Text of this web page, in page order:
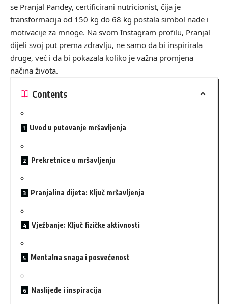
se Pranjal Pandey, certificirani nutricionist, čija je
transformacija od 150 kg do 68 kg postala simbol nade i
motivacije za mnoge. Na svom Instagram profilu, Pranjal
dijeli svoj put prema zdravlju, ne samo da bi inspirirala
druge, već i da bi pokazala koliko je važna promjena
načina života.
Contents
Uvod u putovanje mršavljenja
Prekretnice u mršavljenju
Pranjalina dijeta: Ključ mršavljenja
Vježbanje: Ključ fizičke aktivnosti
Mentalna snaga i posvećenost
Naslijeđe i inspiracija